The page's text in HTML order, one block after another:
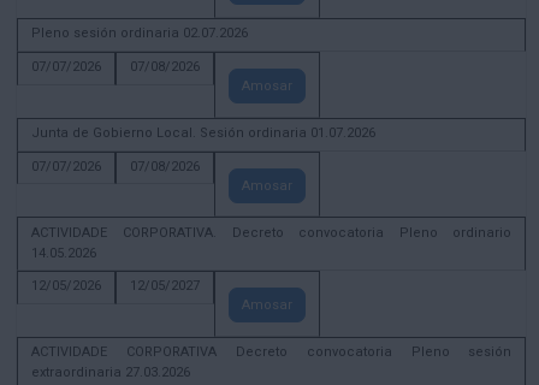
Pleno sesión ordinaria 02.07.2026
07/07/2026
07/08/2026
Amosar
Junta de Gobierno Local. Sesión ordinaria 01.07.2026
07/07/2026
07/08/2026
Amosar
ACTIVIDADE CORPORATIVA. Decreto convocatoria Pleno ordinario
14.05.2026
12/05/2026
12/05/2027
Amosar
ACTIVIDADE CORPORATIVA Decreto convocatoria Pleno sesión
extraordinaria 27.03.2026